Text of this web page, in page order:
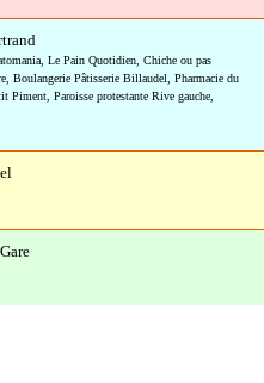
, Le Pain Quotidien, Chiche ou pas
, Boulangerie Pâtisserie Billaudel
Pharmacie du
Piment, Paroisse protestante Rive gauche,